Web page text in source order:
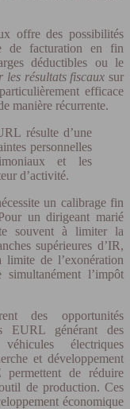
offre des possibilités
de facturation en fin
déductibles ou le
les résultats fiscaux sur
efficace
manière récurrente.
personnelles
et les
d’activité.
un calibrage fin
un dirigeant marié
souvent à limiter la
supérieures d’IR,
de l’exonération
l’impôt
des opportunités
EURL générant des
électriques
et développement
de réduire
de production. Ces
économique